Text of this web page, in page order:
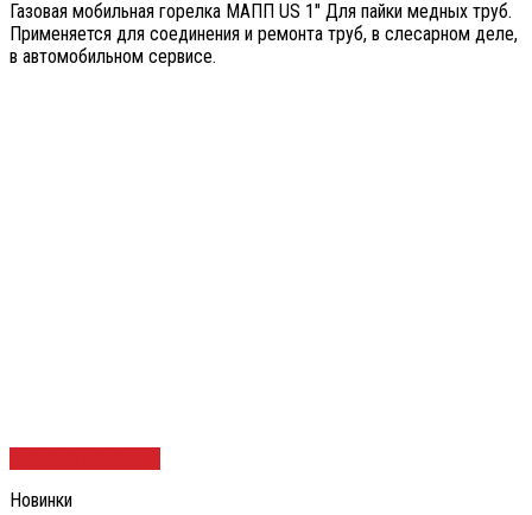
Газовая мобильная горелка МАПП US 1″ Для пайки медных труб.
Применяется для соединения и ремонта труб, в слесарном деле,
в автомобильном сервисе.
Новинки